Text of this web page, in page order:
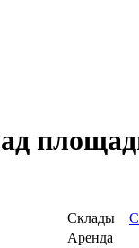
Склады
Аренда